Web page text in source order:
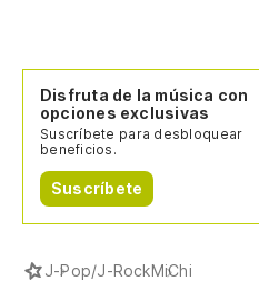
Disfruta de la música con
opciones exclusivas
Suscríbete para desbloquear
beneficios.
Suscríbete
J-Pop/J-RockMiChi